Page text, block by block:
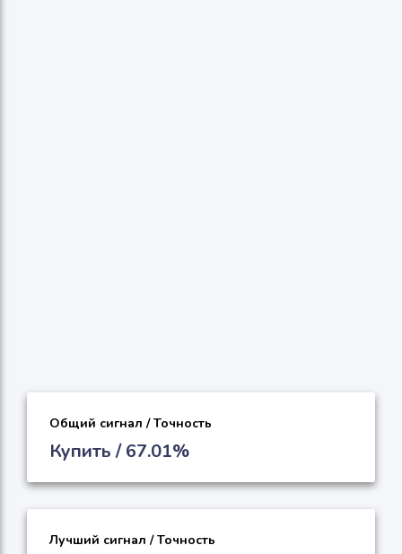
Общий сигнал / Точность
Купить / 67.01%
Лучший сигнал / Точность